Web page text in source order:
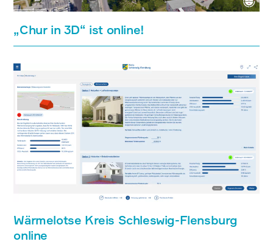
„Chur in 3D“ ist online!
Wärmelotse Kreis Schleswig-Flensburg
online